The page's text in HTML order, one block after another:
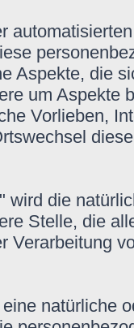
Aspekte, die
um Aspekte
Vorlieben,
wird die
Stelle, die
Verarbeitung
natürliche